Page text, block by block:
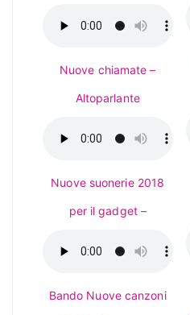
Nuove chiamate –
Altoparlante
Nuove suonerie 2018
per il gadget –
Bando Nuove canzoni